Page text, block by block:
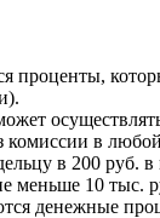
проценты,
комиссии в
в 200 руб.
меньше 10 тыс.
денежные